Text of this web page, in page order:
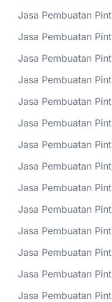
Jasa Pembuatan
Jasa Pembuatan
Jasa Pembuatan
Jasa Pembuatan
Jasa Pembuatan
Jasa Pembuatan
Jasa Pembuatan
Jasa Pembuatan
Jasa Pembuatan
Jasa Pembuatan
Jasa Pembuatan
Jasa Pembuatan
Jasa Pembuatan
Jasa Pembuatan